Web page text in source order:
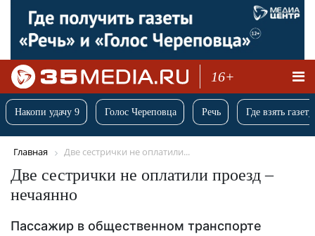
16+
Накопи удачу 9 Голос Череповца Речь Где взять
Главная Две сестрички не оплатили...
Две сестрички не оплатили проезд –
нечаянно
Пассажир в общественном транспорте